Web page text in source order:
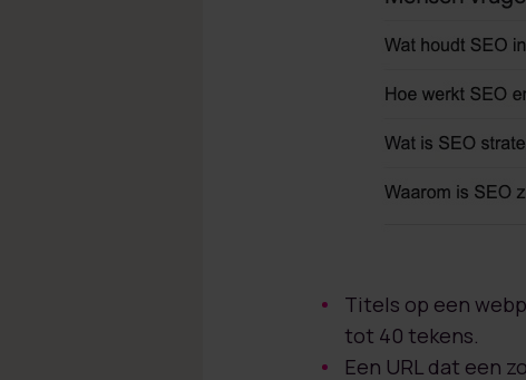
Titels op een
tot 40 tekens.
Een URL dat een